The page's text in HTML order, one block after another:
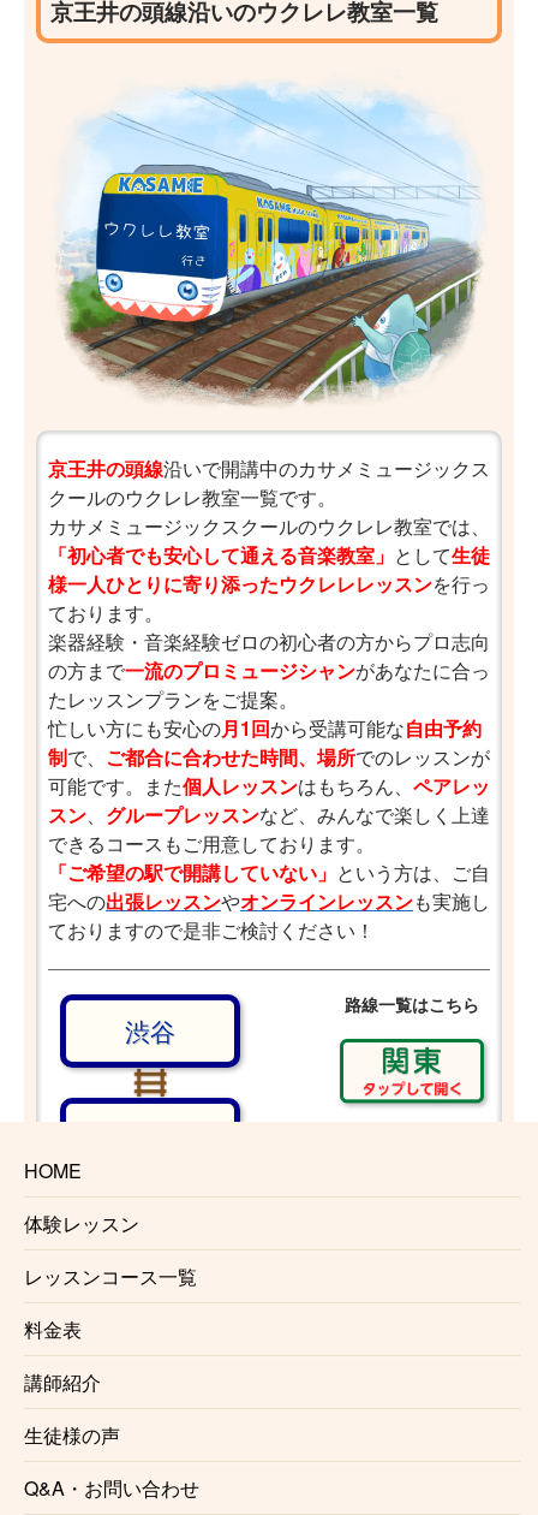
HOME
体験レッスン
レッスンコース一覧
料金表
講師紹介
生徒様の声
Q&A・お問い合わせ
京王井の頭線沿いのウクレレ教室一覧
京王井の頭線沿いで開講中のカサメミュージックス
クールのウクレレ教室一覧です。
カサメミュージックスクールのウクレレ教室では、
「初心者でも安心して通える音楽教室」 として生徒
様一人ひとりに寄り添ったウクレレレッスンを行っ
ております。
楽器経験・音楽経験ゼロの初心者の方からプロ志向
の方まで一流のプロミュージシャンがあなたに合っ
たレッスンプランをご提案。
忙しい方にも安心の月1回から受講可能な自由予約
制で、 ご都合に合わせた時間、場所でのレッスンが
可能です。また個人レッスンはもちろん、 ペアレッ
スン、 グループレッスンなど、みんなで楽しく上達
できるコースもご用意しております。
「ご希望の駅で開講していない」 という方は、ご自
宅への出張レッスンやオンラインレッスンも実施し
ておりますので是非ご検討ください！
渋谷
駒場東大前
池ノ上
新代田
東松原
路線一覧はこちら